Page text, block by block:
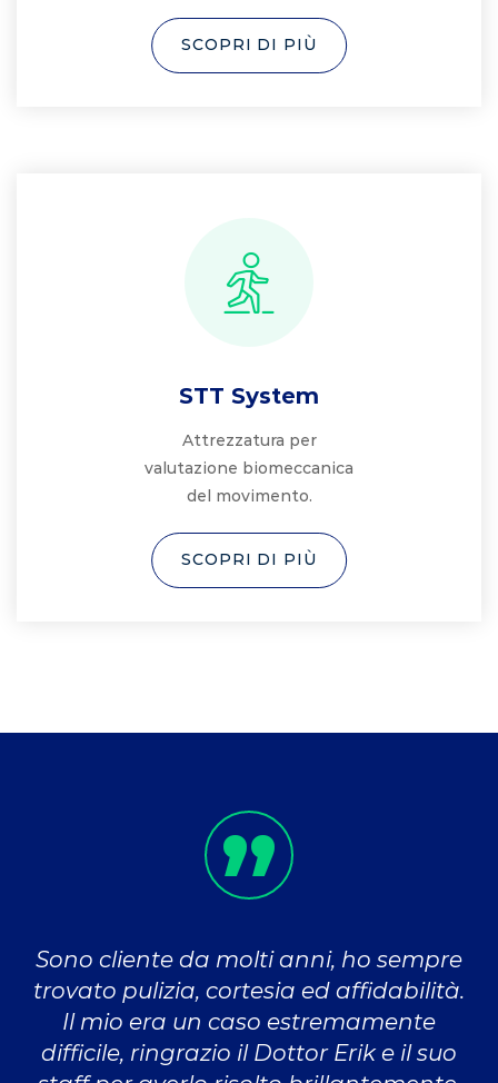
SCOPRI DI PIÙ
STT System
Attrezzatura per
valutazione biomeccanica
del movimento.
SCOPRI DI PIÙ
Sono cliente da molti anni, ho sempre
trovato pulizia, cortesia ed affidabilità.
Il mio era un caso estremamente
difficile, ringrazio il Dottor Erik e il suo